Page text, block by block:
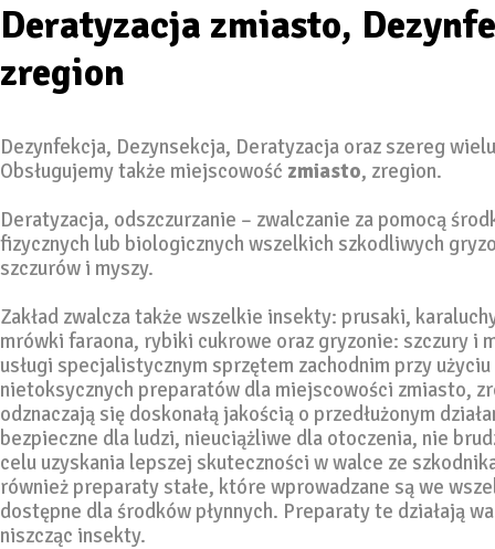
Deratyzacja zmiasto,
zregion
Dezynfekcja, Dezynsekcja, Deratyzacja oraz szereg
Obsługujemy także miejscowość zmiasto, zregion.
Deratyzacja, odszczurzanie – zwalczanie za pomocą
fizycznych lub biologicznych wszelkich szkodliwych
szczurów i myszy.
Zakład zwalcza także wszelkie insekty: prusaki,
mrówki faraona, rybiki cukrowe oraz gryzonie: szczury i
usługi specjalistycznym sprzętem zachodnim przy
nietoksycznych preparatów dla miejscowości zmiasto,
odznaczają się doskonałą jakością o przedłużonym
bezpieczne dla ludzi, nieuciążliwe dla otoczenia, nie
celu uzyskania lepszej skuteczności w walce ze
również preparaty stałe, które wprowadzane są we
dostępne dla środków płynnych. Preparaty te działają
niszcząc insekty.